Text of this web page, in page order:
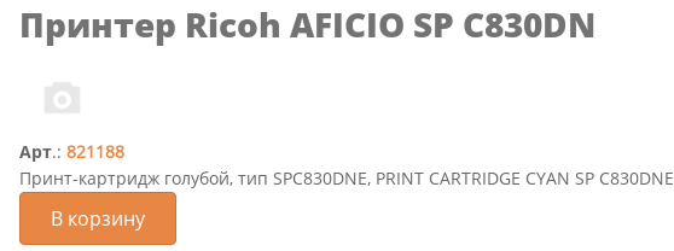
Принтер Ricoh AFICIO SP C830DN
Арт.:821188
Принт-картридж голубой, тип SPC830DNE, PRINT CARTRIDGE CYAN SP C830DNE
В корзину